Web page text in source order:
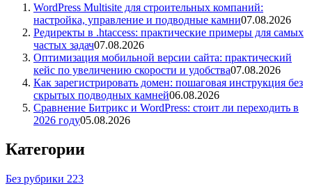
WordPress Multisite для строительных компаний:
настройка, управление и подводные камни07.08.2026
Редиректы в .htaccess: практические примеры для самых
частых задач07.08.2026
Оптимизация мобильной версии сайта: практический
кейс по увеличению скорости и удобства07.08.2026
Как зарегистрировать домен: пошаговая инструкция без
скрытых подводных камней06.08.2026
Сравнение Битрикс и WordPress: стоит ли переходить в
2026 году05.08.2026
Категории
Без рубрики 223